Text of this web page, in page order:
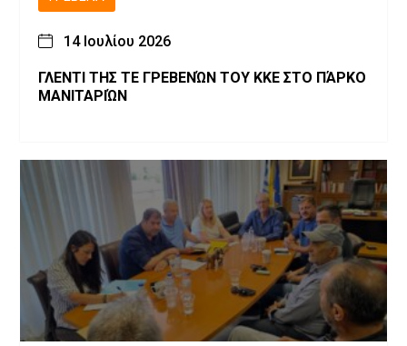
14 Ιουλίου 2026
ΓΛΕΝΤΙ ΤΗΣ ΤΕ ΓΡΕΒΕΝΏΝ ΤΟΥ ΚΚΕ ΣΤΟ ΠΆΡΚΟ
ΜΑΝΙΤΑΡΙΏΝ